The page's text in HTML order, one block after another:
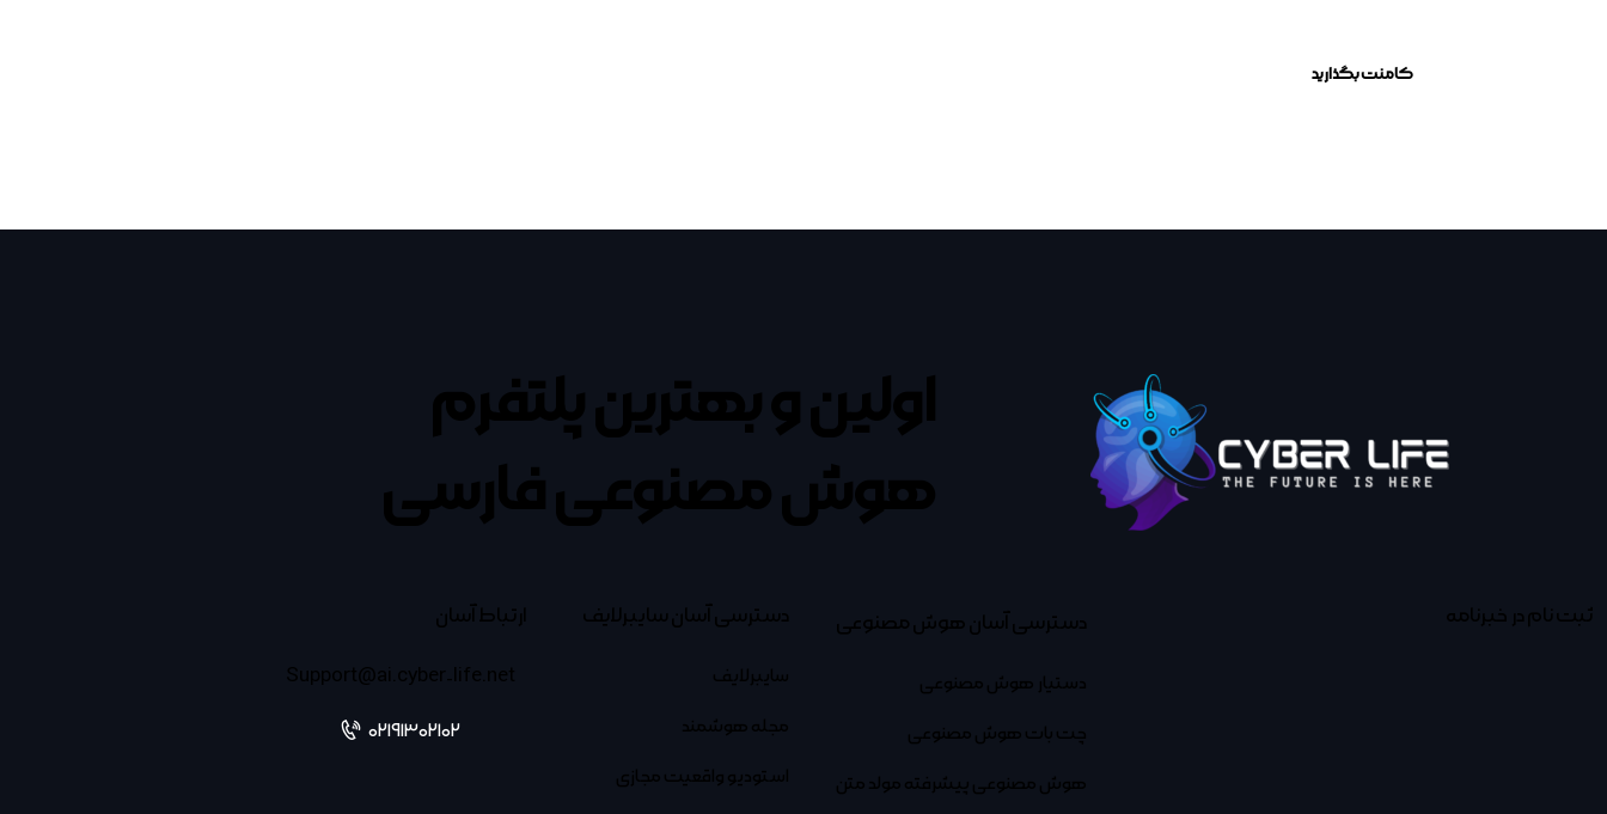
اولین و بهترین پلتفرم
هوش مصنوعی فارسی
ثبت نام در خبرنامه دسترسی آسان هوش مصنوعی
دستیار هوش مصنوعی
چت بات هوش مصنوعی
هوش مصنوعی پیشرفته مولد متن
دسترسی آسان سایبرلایف
سایبرلایف
مجله هوشمند
استودیو واقعیت مجازی
ارتباط آسان
Support@ai.cyber-life.net
02191302102